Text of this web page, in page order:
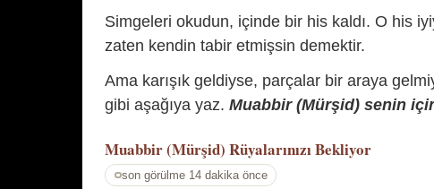
Simgeleri okudun, içinde bir his kaldı. O his
zaten kendin tabir etmişsin demektir.
Ama karışık geldiyse, parçalar bir araya
gibi aşağıya yaz. Muabbir (Mürşid) senin
Muabbir (Mürşid) Rüyalarınızı Bekliyor
son görülme 14 dakika önce